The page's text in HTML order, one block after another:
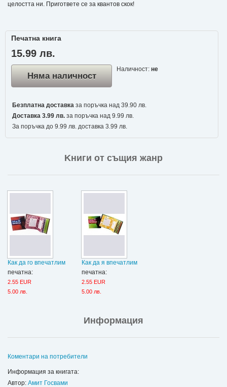
целостта ни. Пригответе се за квантов скок!
Печатна книга
15.99 лв.
Няма наличност
Наличност: не
Безплатна доставказа поръчка над 39.90 лв.
Доставка 3.99 лв.за поръчка над 9.99 лв.
За поръчка до 9.99 лв. доставка 3.99 лв.
Kниги от същия жанр
Как да го впечатлим
печатна:
2.55 EUR
5.00 лв.
Как да я впечатлим
печатна:
2.55 EUR
5.00 лв.
Информация
Коментари на потребители
Информация за книгата:
Автор: Амит Госвами